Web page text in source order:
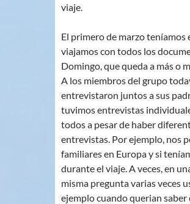
viaje.
El primero de marzo teníamos
viajamos con todos los
Domingo, que queda a más o
A los miembros del grupo
entrevistaron juntos a sus
tuvimos entrevistas
todos a pesar de haber
entrevistas. Por ejemplo, nos
familiares en Europa y si
durante el viaje. A veces, en
misma pregunta varias veces
ejemplo cuando querian saber